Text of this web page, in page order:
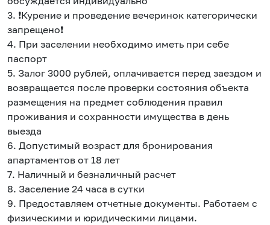
3. ❗Курение и проведение вечеринок категорически
запрещено❗
4. При заселении необходимо иметь при себе
паспорт
5. Залог 3000 рублей, оплачивается перед заездом и
возвращается после проверки состояния объекта
размещения на предмет соблюдения правил
проживания и сохранности имущества в день
выезда
6. Допустимый возраст для бронирования
апартаментов от 18 лет
7. Наличный и безналичный расчет
8. Заселение 24 часа в сутки
9. Предоставляем отчетные документы. Работаем с
физическими и юридическими лицами.
компанию и бронируй жильё в одном
Установить приложение